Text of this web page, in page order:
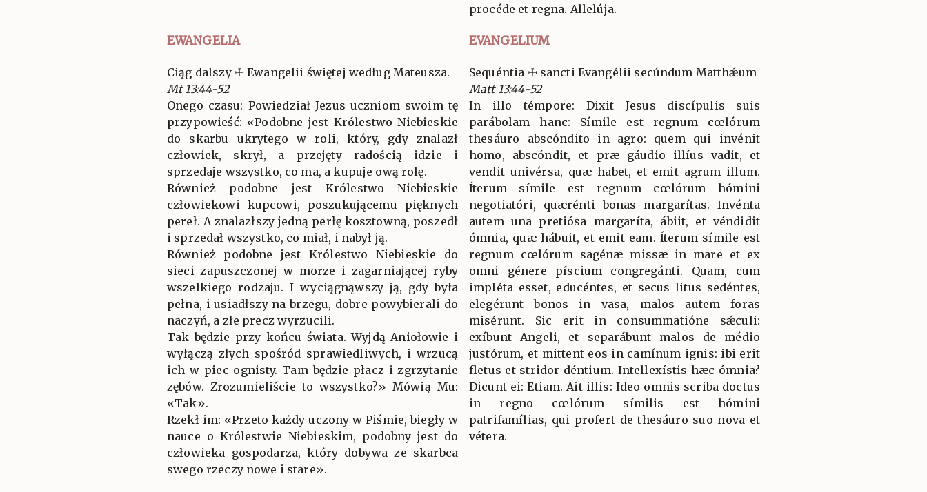
procéde et regna. Allelúja.
EWANGELIA EVANGELIUM
Ciąg dalszy ☩ Ewangelii świętej według Mateusza.
Mt 13:44-52
Onego czasu: Powiedział Jezus uczniom swoim tę
przypowieść: «Podobne jest Królestwo Niebieskie
do skarbu ukrytego w roli, który, gdy znalazł
człowiek, skrył, a przejęty radością idzie i
sprzedaje wszystko, co ma, a kupuje ową rolę.
Również podobne jest Królestwo Niebieskie
człowiekowi kupcowi, poszukującemu pięknych
pereł. A znalazłszy jedną perłę kosztowną, poszedł
i sprzedał wszystko, co miał, i nabył ją.
Również podobne jest Królestwo Niebieskie do
sieci zapuszczonej w morze i zagarniającej ryby
wszelkiego rodzaju. I wyciągnąwszy ją, gdy była
pełna, i usiadłszy na brzegu, dobre powybierali do
naczyń, a złe precz wyrzucili.
Tak będzie przy końcu świata. Wyjdą Aniołowie i
wyłączą złych spośród sprawiedliwych, i wrzucą
ich w piec ognisty. Tam będzie płacz i zgrzytanie
zębów. Zrozumieliście to wszystko?» Mówią Mu:
«Tak».
Rzekł im: «Przeto każdy uczony w Piśmie, biegły w
nauce o Królestwie Niebieskim, podobny jest do
człowieka gospodarza, który dobywa ze skarbca
swego rzeczy nowe i stare».
Sequéntia ☩ sancti Evangélii secúndum Matthǽum
Matt 13:44-52
In illo témpore: Dixit Jesus discípulis suis
parábolam hanc: Símile est regnum cœlórum
thesáuro abscóndito in agro: quem qui invénit
homo, abscóndit, et præ gáudio illíus vadit, et
vendit univérsa, quæ habet, et emit agrum illum.
Íterum símile est regnum cœlórum hómini
negotiatóri, quærénti bonas margarítas. Invénta
autem una pretiósa margaríta, ábiit, et véndidit
ómnia, quæ hábuit, et emit eam. Íterum símile est
regnum cœlórum sagénæ missæ in mare et ex
omni génere píscium congregánti. Quam, cum
impléta esset, educéntes, et secus litus sedéntes,
elegérunt bonos in vasa, malos autem foras
misérunt. Sic erit in consummatióne sǽculi:
exíbunt Angeli, et separábunt malos de médio
justórum, et mittent eos in camínum ignis: ibi erit
fletus et stridor déntium. Intellexístis hæc ómnia?
Dicunt ei: Etiam. Ait illis: Ideo omnis scriba doctus
in regno cœlórum símilis est hómini
patrifamílias, qui profert de thesáuro suo nova et
vétera.